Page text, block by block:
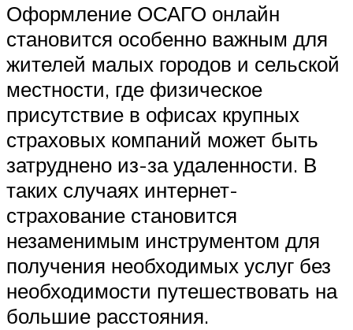
Оформление ОСАГО онлайн
становится особенно важным для
жителей малых городов и сельской
местности, где физическое
присутствие в офисах крупных
страховых компаний может быть
затруднено из-за удаленности. В
таких случаях интернет-
страхование становится
незаменимым инструментом для
получения необходимых услуг без
необходимости путешествовать на
большие расстояния.